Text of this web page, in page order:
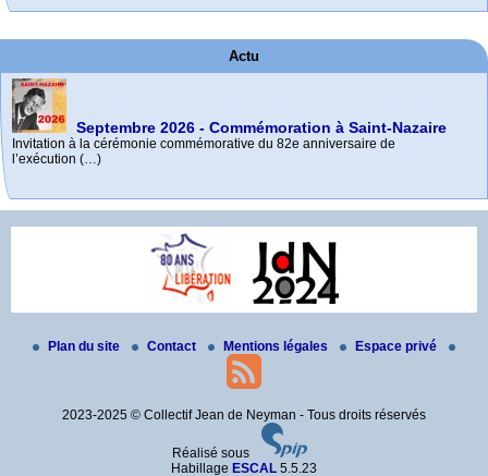
Actu
Septembre 2026 - Commémoration à Saint-Nazaire
Invitation à la cérémonie commémorative du 82e anniversaire de
l’exécution (…)
Palmarès C.N.R.D. 2025-2026
Bravo à toutes et tous, élèves et profs.
commémoration des exécutions de Châteaubriant
Toutes les informations à venir sur le site internet de l’Amicale (…)
Mai 2026 - Commémoration à La Baule-Escoublac
Rendez-vous devant la maison où Jean a enseigné, à La Baule-Escoublac
Plan du site Contact Mentions légales Espace privé
2023-2025 © Collectif Jean de Neyman - Tous droits réservés
Réalisé sous
Habillage ESCAL 5.5.23